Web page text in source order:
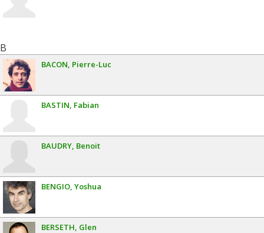
B
BACON Pierre-Luc
BASTIN Fabian
BAUDRY Benoit
BENGIO Yoshua
BERSETH Glen